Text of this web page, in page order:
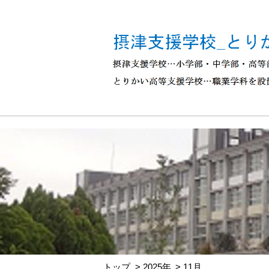
トップ 2025年 11月